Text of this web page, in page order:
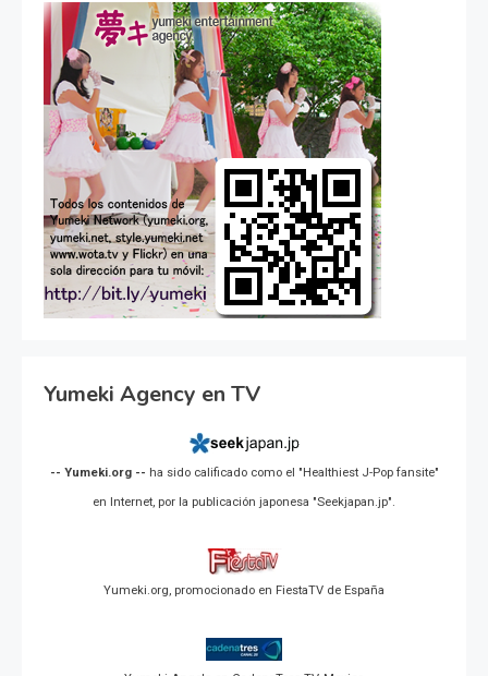
Yumeki Agency en TV
-- Yumeki.org -- ha sido calificado como el "Healthiest J-Pop fansite"
en Internet, por la publicación japonesa "Seekjapan.jp".
Yumeki.org, promocionado en FiestaTV de España